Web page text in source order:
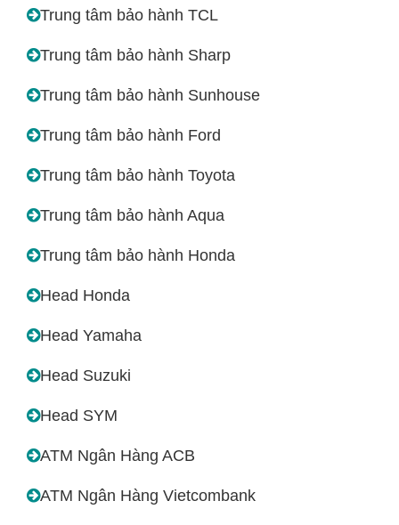
Trung tâm bảo hành TCL
Trung tâm bảo hành Sharp
Trung tâm bảo hành Sunhouse
Trung tâm bảo hành Ford
Trung tâm bảo hành Toyota
Trung tâm bảo hành Aqua
Trung tâm bảo hành Honda
Head Honda
Head Yamaha
Head Suzuki
Head SYM
ATM Ngân Hàng ACB
ATM Ngân Hàng Vietcombank